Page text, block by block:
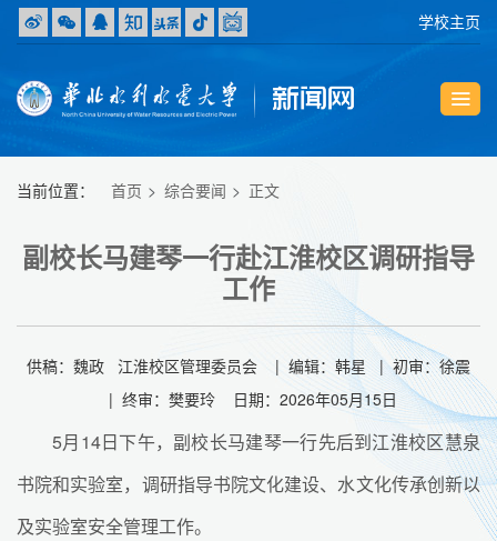
学校主页
当前位置： 首页 综合要闻 正文
副校长马建琴一行赴江淮校区调研指导
工作
供稿：魏政 江淮校区管理委员会 | 编辑：韩星 | 初审：徐震
| 终审：樊要玲 日期：2026年05月15日
5月14日下午，副校长马建琴一行先后到江淮校区慧泉
书院和实验室，调研指导书院文化建设、水文化传承创新以
及实验室安全管理工作。